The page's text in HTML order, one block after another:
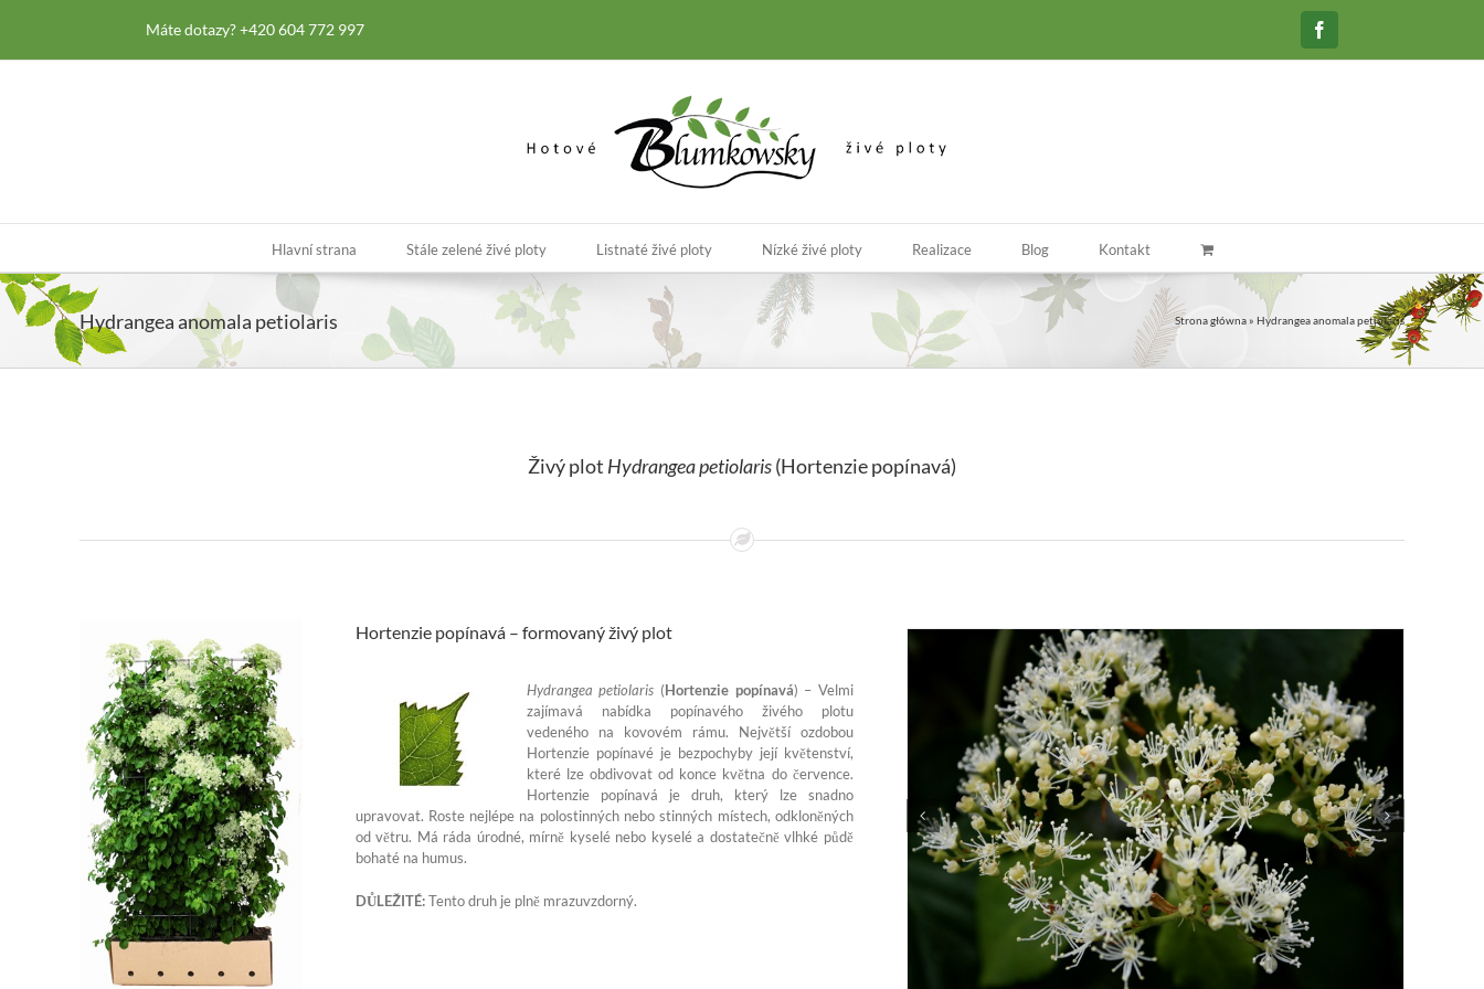
Máte dotazy? +420 604 772 997 Facebook
Hlavní strana Stále zelené živé ploty Listnaté živé ploty Nízké živé ploty Realizace Blog Kontakt
Hydrangea anomala petiolaris Strona główna » Hydrangea anomala petiolaris
Živý plot Hydrangea petiolaris(Hortenzie popínavá)
Hortenzie popínavá – formovaný živý plot
Hydrangea petiolaris (Hortenzie popínavá) – Velmi
zajímavá nabídka popínavého živého plotu
vedeného na kovovém rámu. Největší ozdobou
Hortenzie popínavé je bezpochyby její květenství,
které lze obdivovat od konce května do července.
Hortenzie popínavá je druh, který lze snadno
upravovat. Roste nejlépe na polostinných nebo stinných místech, odkloněných
od větru. Má ráda úrodné, mírně kyselé nebo kyselé a dostatečně vlhké půdě
bohaté na humus.
DŮLEŽITÉ:Tento druh je plně mrazuvzdorný.